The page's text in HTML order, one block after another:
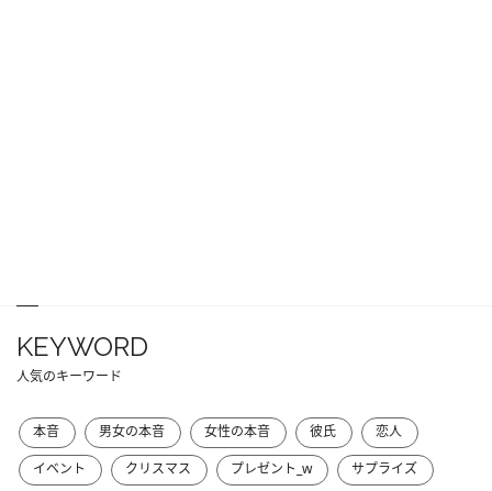
KEYWORD
人気のキーワード
本音 男女の本音 女性の本音 彼氏
恋人
イベント
クリスマス プレゼント_w
サプライズ